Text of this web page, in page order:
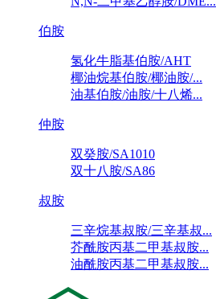
伯胺
氢化牛脂基伯胺/AHT
椰油烷基伯胺/椰油胺/...
油基伯胺/油胺/十八烯...
仲胺
双癸胺/SA1010
双十八胺/SA86
叔胺
三辛烷基叔胺/三辛基叔...
芥酰胺丙基二甲基叔胺...
油酰胺丙基二甲基叔胺...